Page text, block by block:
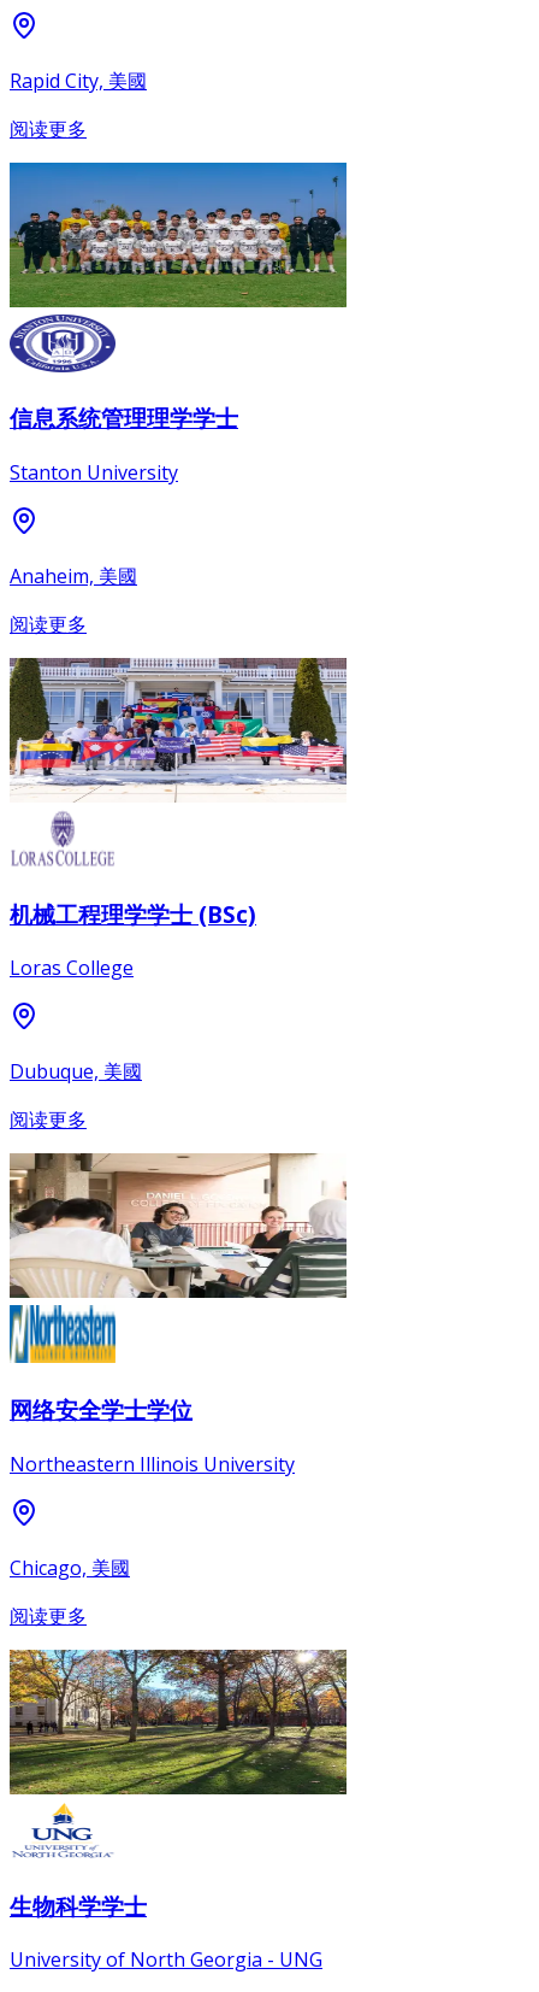
Rapid City, 美國
阅读更多
信息系统管理理学学士
Stanton University
Anaheim, 美國
阅读更多
机械工程理学学士 (BSc)
Loras College
Dubuque, 美國
阅读更多
网络安全学士学位
Northeastern Illinois University
Chicago, 美國
阅读更多
生物科学学士
University of North Georgia - UNG